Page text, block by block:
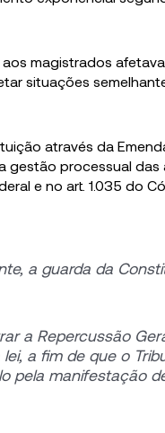
magistrados
situações
através da
processual das
e no art. 1.035 do
a guarda da
a Repercussão
a fim de que o
pela manifestação